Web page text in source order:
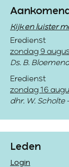
Kijk en luister
Eredienst
zondag 9
Ds. B.
Eredienst
zondag 16
dhr. W. Scholte
Leden
Login